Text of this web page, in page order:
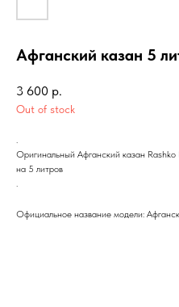
Афганский казан 5
3 600 р.
Out of stock
.
Оригинальный Афганский казан
на 5 литров
.
Официальное название модели: